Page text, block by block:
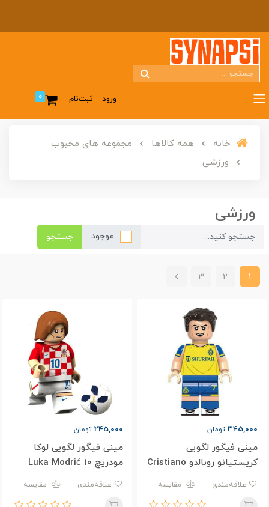
ورود ثبت‌نام 0
خانه همه کالاها
مجموعه های محبوب
ورزشی
ورزشی
موجود جستجو
1
2
3
345,000 تومان
مینی فیگور لگویی
کریستیانو رونالدو Cristiano
Ronaldo
مقایسه
245,000 تومان
مینی فیگور لگویی لوکا
مودریچ Luka Modrić 10
مقایسه